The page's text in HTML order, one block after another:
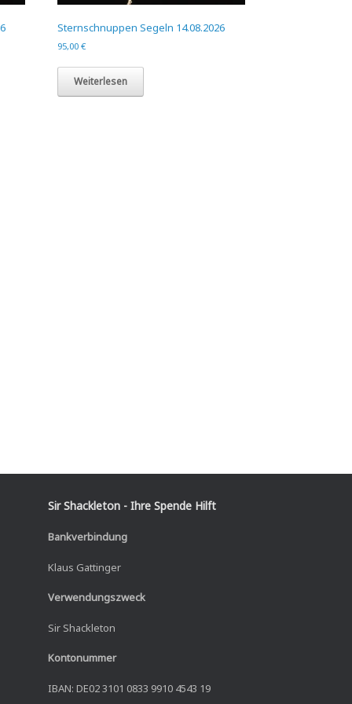
Sternschnuppen Segeln 14.08.2026
95,00€
Weiterlesen
Sir Shackleton - Ihre Spende Hilft
Bankverbindung
Klaus Gattinger
Verwendungszweck
Sir Shackleton
Kontonummer
IBAN: DE02 3101 0833 9910 4543 19